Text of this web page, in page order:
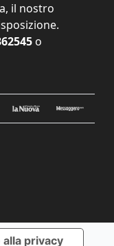
il nostro
o
privacy